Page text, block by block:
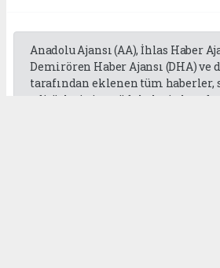
Anadolu Ajansı (AA), İhlas Haber
Demirören Haber Ajansı (DHA) ve
tarafından eklenen tüm
editörlerinin müdahalesi olmadan